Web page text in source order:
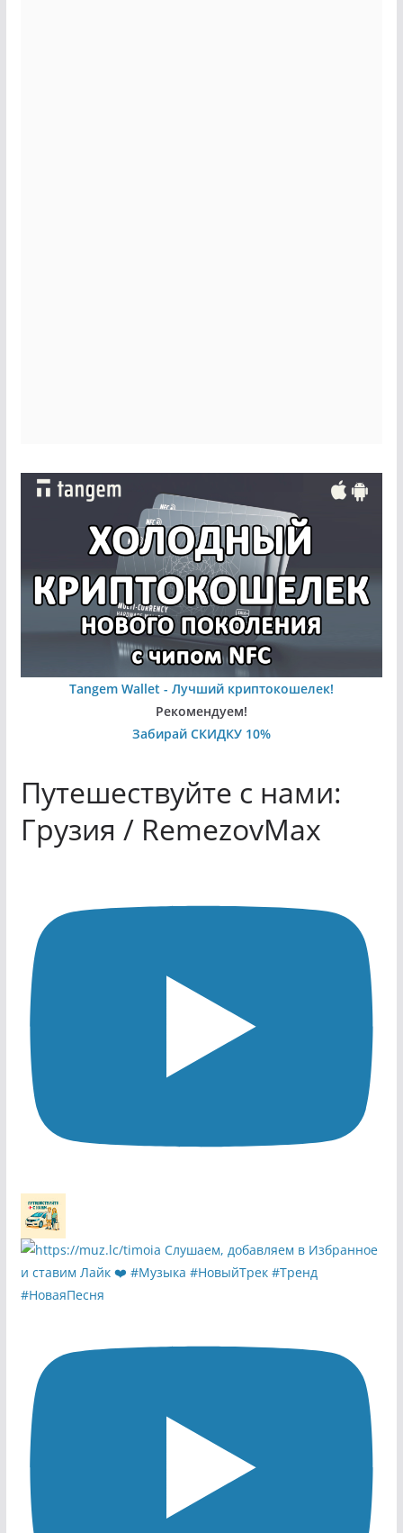
Tangem Wallet - Лучший криптокошелек!
Рекомендуем!
Забирай СКИДКУ 10%
Путешествуйте с нами:
Грузия / RemezovMax